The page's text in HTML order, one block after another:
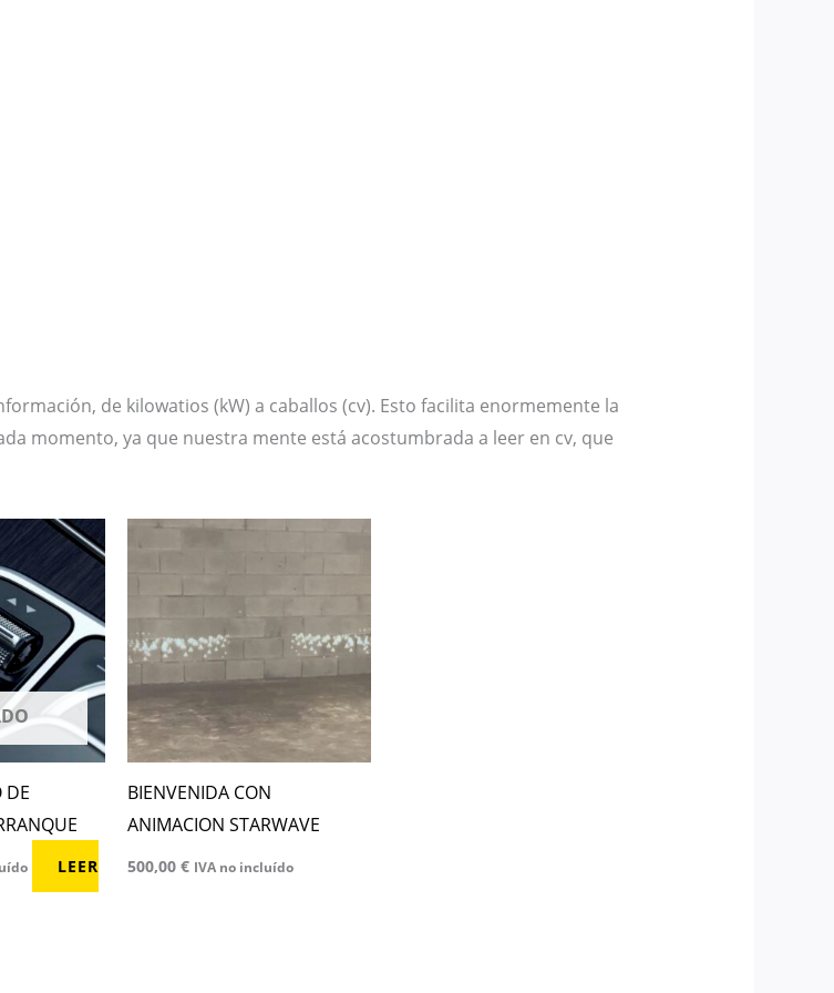
de kilowatios (kW) a caballos (cv). Esto facilita enormemente la
momento, ya que nuestra mente está acostumbrada a leer en cv, que
DE
LEER
BIENVENIDA CON
ANIMACION STARWAVE
500,00 € IVA no incluído